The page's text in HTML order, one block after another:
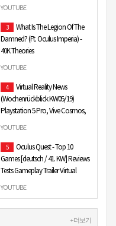
FNAF VR: Help Wanted REALLY RARE
YOUTUBE
3
What Is The Legion Of The
Damned? (Ft. Oculus Imperia) -
40K Theories
The Legion of The Damned is a group
Marines who appear suddenly and
unbidden during the mo…
YOUTUBE
4
Virtual Reality News
(Wochenrückblick KW05/19)
Playstation 5 Pro, Vive Cosmos,
im Monat! Helft mir VR zu verbreiten:
https://patreon.com/voodoode Wie
jeden Sonntag g…
YOUTUBE
5
Oculus Quest - Top 10
Games [deutsch / 41. KW] Reviews
Tests Gameplay Trailer Virtual
Oculus Quest - Top 10 Games
[deutsch / 41. KW] Reviews Tests
Gameplay Trailer Virtual Reality VR
YOUTUBE
+ 더보기